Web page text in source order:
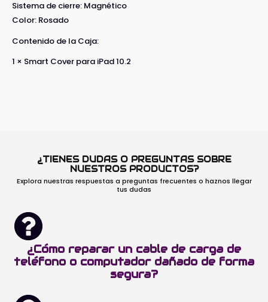
Sistema de cierre: Magnético
Color: Rosado
Contenido de la Caja:
1 × Smart Cover para iPad 10.2
¿TIENES DUDAS O PREGUNTAS SOBRE
NUESTROS PRODUCTOS?
Explora nuestras respuestas a preguntas frecuentes o haznos llegar
tus dudas
¿Cómo reparar un cable de carga de
teléfono o computador dañado de forma
segura?